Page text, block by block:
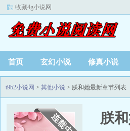
收藏4g小说网
首页 玄幻小说 修真小说
t9b2小说网 > 其他小说 > 朕和她最新章节列表
朕